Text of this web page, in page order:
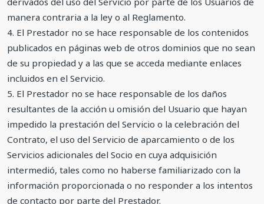
manera contraria a la ley o al Reglamento.
4. El Prestador no se hace responsable de los contenidos
publicados en páginas web de otros dominios que no sean
de su propiedad y a las que se acceda mediante enlaces
incluidos en el Servicio.
5. El Prestador no se hace responsable de los daños
resultantes de la acción u omisión del Usuario que hayan
impedido la prestación del Servicio o la celebración del
Contrato, el uso del Servicio de aparcamiento o de los
Servicios adicionales del Socio en cuya adquisición
intermedió, tales como no haberse familiarizado con la
información proporcionada o no responder a los intentos
de contacto por parte del Prestador.